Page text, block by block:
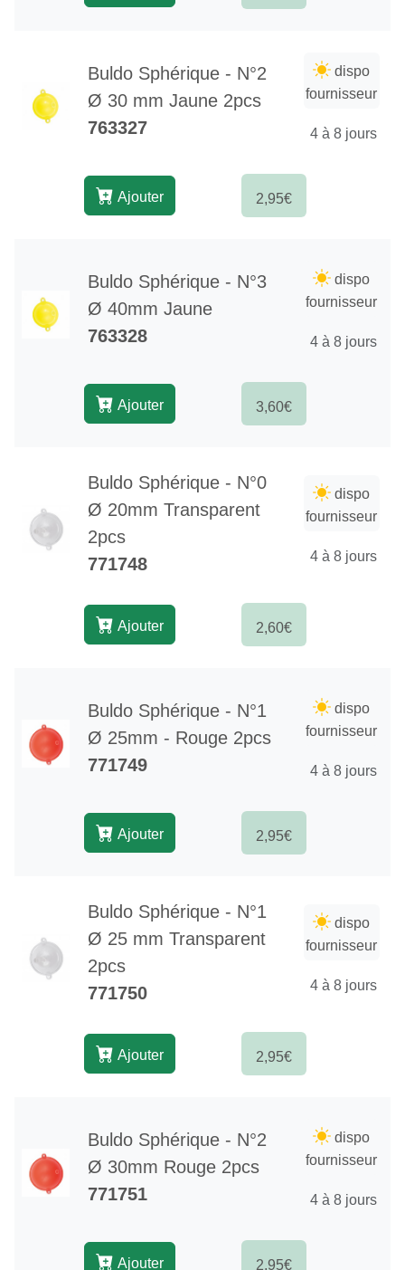
Buldo Sphérique - N°2
Ø 30 mm Jaune 2pcs
763327
dispo
fournisseur
4 à 8 jours
2,95€
Ajouter
Buldo Sphérique - N°3
Ø 40mm Jaune
763328
dispo
fournisseur
4 à 8 jours
3,60€
Ajouter
Buldo Sphérique - N°0
Ø 20mm Transparent
2pcs
771748
dispo
fournisseur
4 à 8 jours
2,60€
Ajouter
Buldo Sphérique - N°1
Ø 25mm - Rouge 2pcs
771749
dispo
fournisseur
4 à 8 jours
2,95€
Ajouter
Buldo Sphérique - N°1
Ø 25 mm Transparent
2pcs
771750
dispo
fournisseur
4 à 8 jours
2,95€
Ajouter
Buldo Sphérique - N°2
Ø 30mm Rouge 2pcs
771751
dispo
fournisseur
4 à 8 jours
2,95€
Ajouter